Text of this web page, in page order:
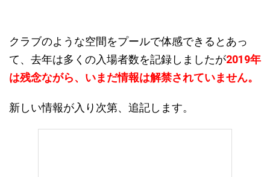
クラブのような空間をプールで体感できるとあっ
て、去年は多くの入場者数を記録しましたが2019年
は残念ながら、いまだ情報は解禁されていません。
新しい情報が入り次第、追記します。